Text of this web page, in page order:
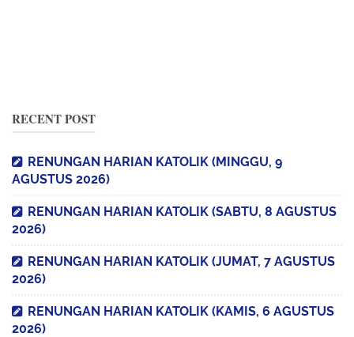
RECENT POST
RENUNGAN HARIAN KATOLIK (MINGGU, 9
AGUSTUS 2026)
RENUNGAN HARIAN KATOLIK (SABTU, 8 AGUSTUS
2026)
RENUNGAN HARIAN KATOLIK (JUMAT, 7 AGUSTUS
2026)
RENUNGAN HARIAN KATOLIK (KAMIS, 6 AGUSTUS
2026)